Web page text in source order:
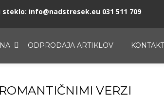
steklo: info@nadstresek.eu 031 511 709
ODPRODAJA ARTIKLOV KONTAKT
VERZI